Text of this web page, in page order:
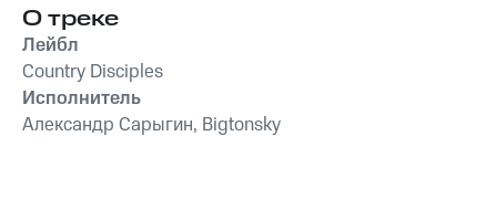
О треке
Лейбл
Country Disciples
Исполнитель
Александр Сарыгин, Bigtonsky